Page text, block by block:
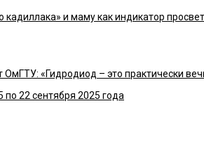
и маму как индикатор
«Гидродиод – это практически
по 22 сентября 2025 года